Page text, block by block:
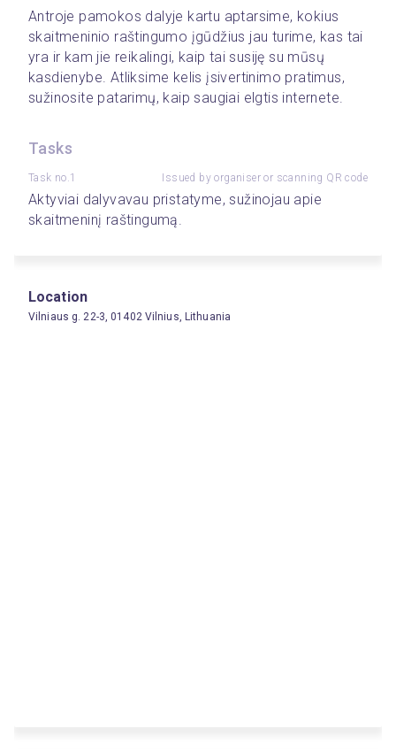
Antroje pamokos dalyje kartu aptarsime, kokius
skaitmeninio raštingumo įgūdžius jau turime, kas tai
yra ir kam jie reikalingi, kaip tai susiję su mūsų
kasdienybe. Atliksime kelis įsivertinimo pratimus,
sužinosite patarimų, kaip saugiai elgtis internete.
Tasks
Task no.1 Issued by organiser or scanning QR code
Aktyviai dalyvavau pristatyme, sužinojau apie
skaitmeninį raštingumą.
Location
Vilniaus g. 22-3, 01402 Vilnius, Lithuania